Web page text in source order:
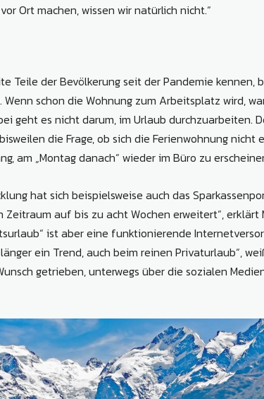
Ort machen, wissen wir natürlich nicht.“
Teile der Bevölkerung seit der Pandemie kennen,
schon die Wohnung zum Arbeitsplatz wird,
geht es nicht darum, im Urlaub durchzuarbeiten.
die Frage, ob sich die Ferienwohnung nicht
am „Montag danach“ wieder im Büro zu
hat sich beispielsweise auch das
auf bis zu acht Wochen erweitert“, erklärt
ist aber eine funktionierende
ein Trend, auch beim reinen Privaturlaub“,
getrieben, unterwegs über die sozialen